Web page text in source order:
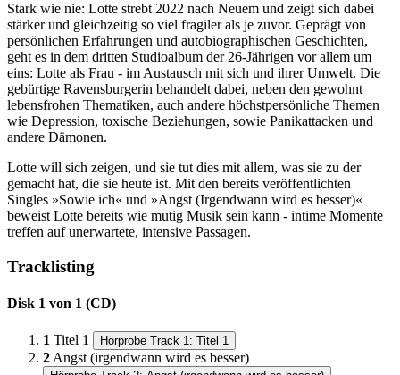
Stark wie nie: Lotte strebt 2022 nach Neuem und zeigt sich dabei
stärker und gleichzeitig so viel fragiler als je zuvor. Geprägt von
persönlichen Erfahrungen und autobiographischen Geschichten,
geht es in dem dritten Studioalbum der 26-Jährigen vor allem um
eins: Lotte als Frau - im Austausch mit sich und ihrer Umwelt. Die
gebürtige Ravensburgerin behandelt dabei, neben den gewohnt
lebensfrohen Thematiken, auch andere höchstpersönliche Themen
wie Depression, toxische Beziehungen, sowie Panikattacken und
andere Dämonen.
Lotte will sich zeigen, und sie tut dies mit allem, was sie zu der
gemacht hat, die sie heute ist. Mit den bereits veröffentlichten
Singles »Sowie ich« und »Angst (Irgendwann wird es besser)«
beweist Lotte bereits wie mutig Musik sein kann - intime Momente
treffen auf unerwartete, intensive Passagen.
Tracklisting
Disk 1 von 1 (CD)
1 Titel 1 Hörprobe Track 1: Titel 1
2 Angst (irgendwann wird es besser)